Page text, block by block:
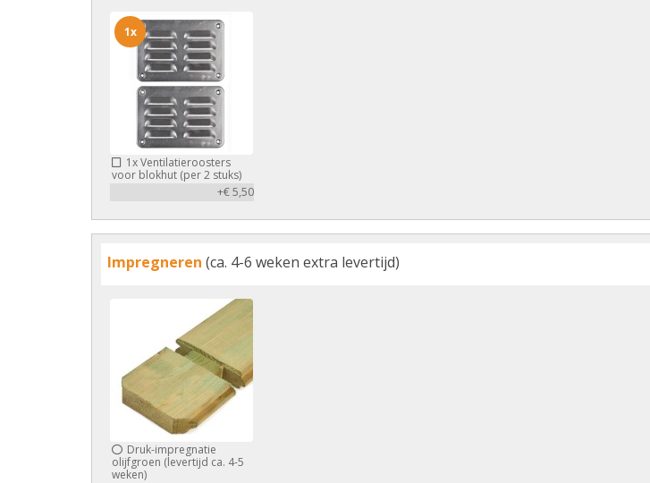
1xVentilatieroosters
voor blokhut (per 2 stuks)
+€ 5,50
1x
Impregneren (ca. 4-6 weken extra levertijd)
Druk-impregnatie
olijfgroen (levertijd ca. 4-5
weken)